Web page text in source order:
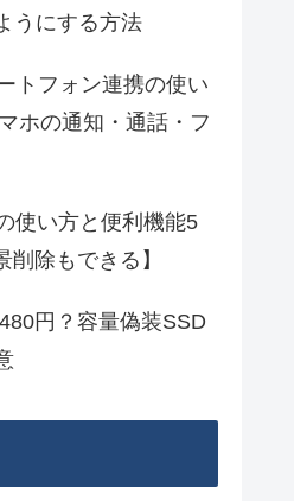
うにする方法
トフォン連携の使い
ホの通知・通話・フ
使い方と便利機能5
除もできる】
円？容量偽装SSD